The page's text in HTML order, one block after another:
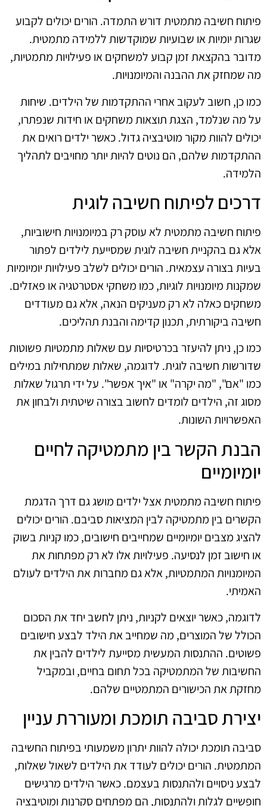
פיתוח חשיבה מתמטית דורש התמדה. הורים יכולים לקבוע
שגרות יומיות או שבועיות שמוקדשות ללמידה מתמטית.
מדובר בהקצאת זמן קבוע למשחקים או פעילויות מתמטיות,
מה שמחזק את ההבנה והמיומנויות.
כמו כן, חשוב לעקוב אחרי ההתקדמות של הילדים. שיחות
על מה שנלמד, הצגת תוצאות משחקים או חידות שנפתרו,
יכולים להוות מקור מוטיבציה גדול. כאשר ילדים רואים את
ההתקדמות שלהם, הם נוטים להיות יותר מחויבים לתהליך
הלמידה.
דרכים לפיתוח חשיבה לוגית
פיתוח חשיבה מתמטית לא עוסק רק במיומנויות חישוביות,
אלא גם בהקניית חשיבה לוגית שמסייעת לילדים לפתור
בעיות בצורה עצמאית. הורים יכולים לשלב פעילויות יומיומיות
שמקנות מיומנויות לוגיות, כמו משחקי אסטרטגיה או פאזלים.
משחקים כאלה לא רק מעניקים הנאה, אלא גם מעודדים
חשיבה ביקורתית, תכנון קדימה והבנת תהליכים.
כמו כן, ניתן להיעזר בכרטיסיות עם שאלות מתמטיות פשוטות
שדורשות חשיבה לוגית. לדוגמה, שאלות שמתחילות במילים
כמו "אם", "מה יקרה" או "איך אפשר". על ידי תרגול שאלות
מסוג זה, הילדים לומדים לחשוב בצורה שיטתית ולבחון את
האפשרויות השונות.
הבנת הקשר בין מתמטיקה לחיים
יומיומיים
פיתוח חשיבה מתמטית אצל ילדים מושג גם דרך הדגמת
הקשרים בין מתמטיקה לבין המציאות סביבם. הורים יכולים
להציג מצבים יומיומיים שמחייבים חישובים, כמו קניות בשוק
או חישוב זמן לנסיעה. פעילויות אלו לא רק מפתחות את
המיומנויות המתמטיות, אלא גם מחברות את הילדים לעולם
האמיתי.
לדוגמה, כאשר יוצאים לקניות, ניתן לחשב יחד את הסכום
הכולל של המוצרים, מה שמחייב את הילד לבצע חישובים
פשוטים. ההתנסות המעשית מסייעת לילדים להבין את
החשיבות של המתמטיקה בכל תחום בחיים, ובמקביל
מחזקת את הכישורים המתמטיים שלהם.
יצירת סביבה תומכת ומעוררת עניין
סביבה תומכת יכולה להוות יתרון משמעותי בפיתוח החשיבה
המתמטית. הורים יכולים לעודד את הילדים לשאול שאלות,
לבצע ניסויים ולהתנסות בעצמם. כאשר הילדים מרגישים
חופשיים לגלות ולהתנסות, הם מפתחים סקרנות ומוטיבציה